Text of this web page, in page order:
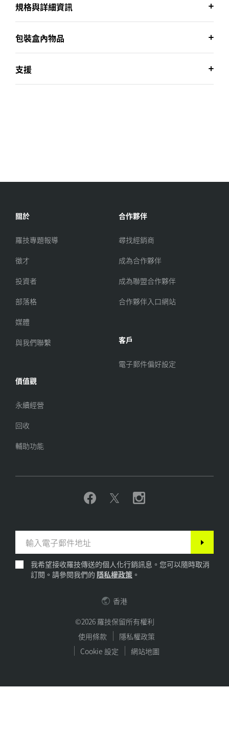
規格與詳細資訊
包裝盒內物品
支援
關於
羅技專題報導
徵才
投資者
部落格
媒體
與我們聯繫
價值觀
永續經營
回收
輔助功能
合作夥伴
尋找經銷商
成為合作夥伴
成為聯盟合作夥伴
合作夥伴入口網站
客戶
電子郵件偏好設定
我希望接收羅技傳送的個人化行銷訊息。您可以隨時取消
訂閱。請參閱我們的 隱私權政策 。
©2026 羅技保留所有權利
使用條款
隱私權政策
Cookie 設定
網站地圖
香港